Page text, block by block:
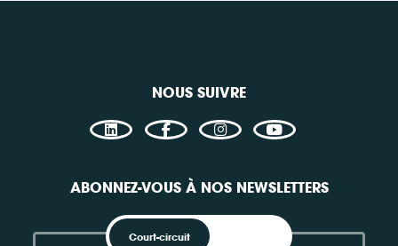
NOUS SUIVRE
ABONNEZ-VOUS À NOS NEWSLETTERS
Court-circuit